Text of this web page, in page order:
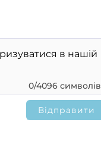
0/4096 символів